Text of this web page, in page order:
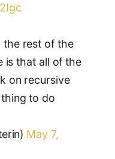
the rest of the
is that all of the
on recursive
thing to do
May 7,